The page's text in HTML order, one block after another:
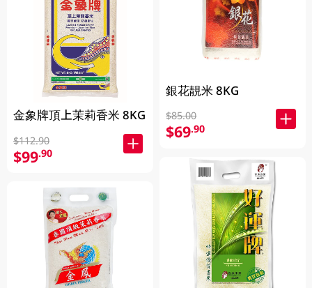
金象牌頂上茉莉香米 8KG
$112.90
$99.90
銀花靚米 8KG
$85.00
$69.90